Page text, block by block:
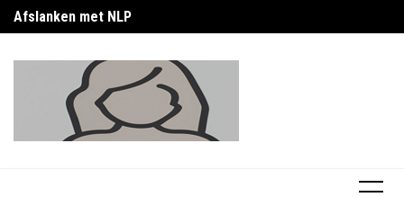
Skip
to
Afslanken met NLP
Buikvet verminderen vrouw: praktische gids